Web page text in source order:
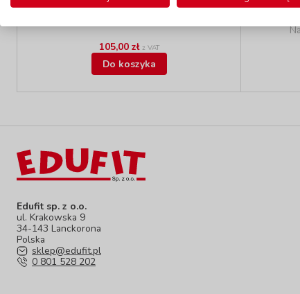
105,00 zł z VAT
Do koszyka
Edufit sp. z o.o.
ul. Krakowska 9
34-143 Lanckorona
Polska
sklep@edufit.pl
0 801 528 202